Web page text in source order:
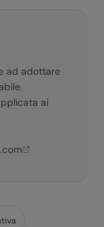
ad adottare
ai